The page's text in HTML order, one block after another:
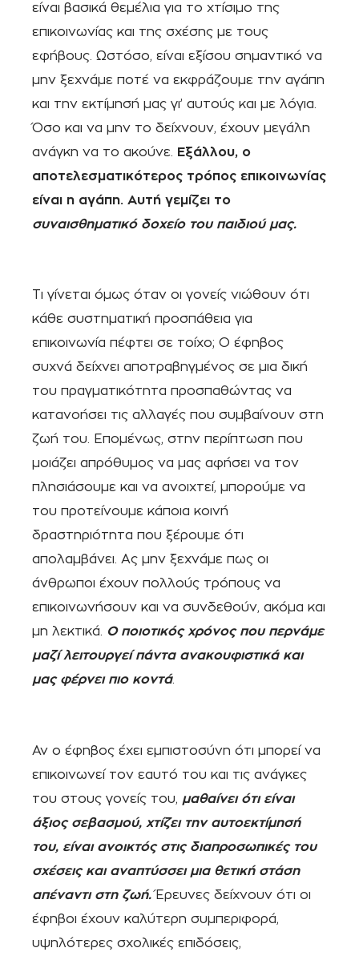
είναι βασικά θεμέλια για το χτίσιμο της
επικοινωνίας και της σχέσης με τους
εφήβους. Ωστόσο, είναι εξίσου σημαντικό να
μην ξεχνάμε ποτέ να εκφράζουμε την αγάπη
και την εκτίμησή μας γι’ αυτούς και με λόγια.
Όσο και να μην το δείχνουν, έχουν μεγάλη
ανάγκη να το ακούνε. Εξάλλου, ο
αποτελεσματικότερος τρόπος επικοινωνίας
είναι η αγάπη. Αυτή γεμίζει το
συναισθηματικό δοχείο του παιδιού μας.
Τι γίνεται όμως όταν οι γονείς νιώθουν ότι
κάθε συστηματική προσπάθεια για
επικοινωνία πέφτει σε τοίχο; Ο έφηβος
συχνά δείχνει αποτραβηγμένος σε μια δική
του πραγματικότητα προσπαθώντας να
κατανοήσει τις αλλαγές που συμβαίνουν στη
ζωή του. Επομένως, στην περίπτωση που
μοιάζει απρόθυμος να μας αφήσει να τον
πλησιάσουμε και να ανοιχτεί, μπορούμε να
του προτείνουμε κάποια κοινή
δραστηριότητα που ξέρουμε ότι
απολαμβάνει. Ας μην ξεχνάμε πως οι
άνθρωποι έχουν πολλούς τρόπους να
επικοινωνήσουν και να συνδεθούν, ακόμα και
μη λεκτικά. Ο ποιοτικός χρόνος που περνάμε
μαζί λειτουργεί πάντα ανακουφιστικά και
μας φέρνει πιο κοντά.
Αν ο έφηβος έχει εμπιστοσύνη ότι μπορεί να
επικοινωνεί τον εαυτό του και τις ανάγκες
του στους γονείς του, μαθαίνει ότι είναι
άξιος σεβασμού, χτίζει την αυτοεκτίμησή
του, είναι ανοικτός στις διαπροσωπικές του
σχέσεις και αναπτύσσει μια θετική στάση
απέναντι στη ζωή.Έρευνες δείχνουν ότι οι
έφηβοι έχουν καλύτερη συμπεριφορά,
υψηλότερες σχολικές επιδόσεις,